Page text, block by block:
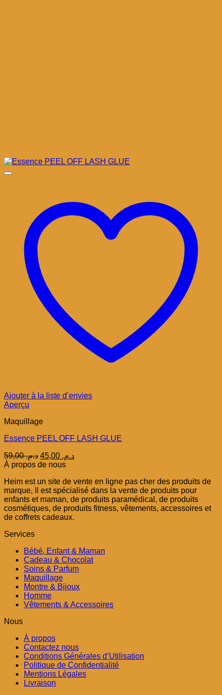
Ajouter à la liste d’envies
Aperçu
Maquillage
Essence PEEL OFF LASH GLUE
د.م.59,00
Le
prix
était :
د.م. 59,00.
د.م.Le
est :
À propos de nous
Heim est un site de vente en ligne pas cher des produits de
marque, Il est spécialisé dans la vente de produits pour
enfants et maman, de produits paramédical, de produits
cosmétiques, de produits fitness, vêtements, accessoires et
de coffrets cadeaux.
Services
Bébé, Enfant & Maman
Cadeau & Chocolat
Soins & Parfum
Maquillage
Montre & Bijoux
Homme
Vêtements & Accessoires
Nous
À propos
Contactez nous
Conditions Générales d’Utilisation
Politique de Confidentialité
Mentions Légales
Livraison